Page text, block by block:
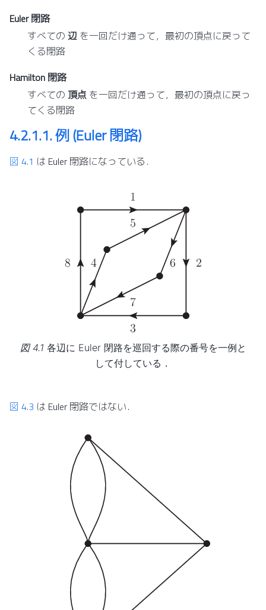
Euler 閉路
すべての 辺 を一回だけ通って，最初の頂点に戻って
くる閉路
Hamilton 閉路
すべての 頂点 を一回だけ通って，最初の頂点に戻っ
てくる閉路
4.2.1.1.例 (Euler 閉路)
図 4.1 は Euler 閉路になっている．
図 4.1 各辺に Euler 閉路を巡回する際の番号を一例と
して付している．
図 4.3 は Euler 閉路ではない．